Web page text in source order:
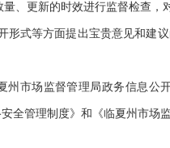
、更新的时效进行监督检查，
形式等方面提出宝贵意见和建议
州市场监督管理局政务信息公
安全管理制度》和《临夏州市场